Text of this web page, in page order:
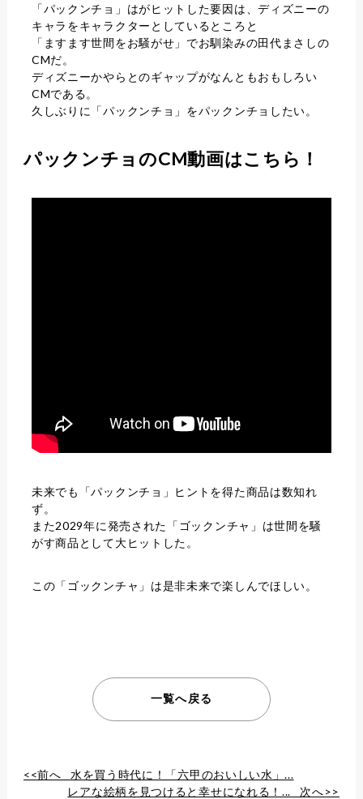
「パックンチョ」はがヒットした要因は、ディズニーの
キャラをキャラクターとしているところと
「ますます世間をお騒がせ」でお馴染みの田代まさしの
CMだ。
ディズニーかやらとのギャップがなんともおもしろい
CMである。
久しぶりに「パックンチョ」をパックンチョしたい。
パックンチョのCM動画はこちら！
未来でも「パックンチョ」ヒントを得た商品は数知れ
ず。
また2029年に発売された「ゴックンチャ」は世間を騒
がす商品として大ヒットした。
この「ゴックンチャ」は是非未来で楽しんでほしい。
一覧へ戻る
<<前へ 水を買う時代に！「六甲のおいしい水」...
レアな絵柄を見つけると幸せになれる！... 次へ>>